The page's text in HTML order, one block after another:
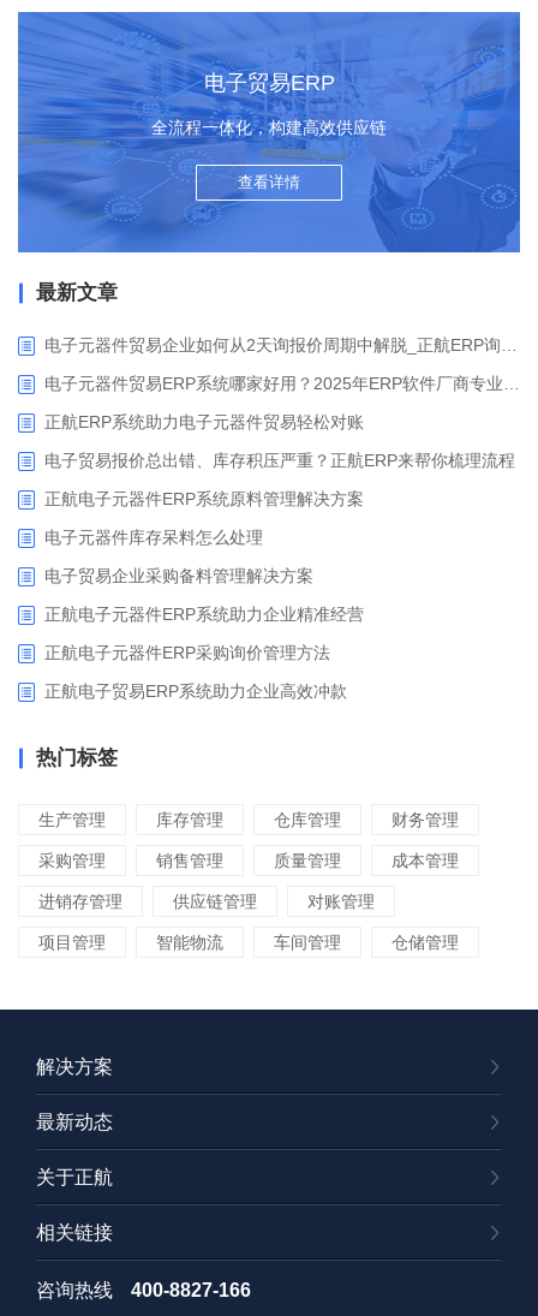
电子贸易ERP
全流程一体化，构建高效供应链
查看详情
最新文章
正航ERP系统助力电子元器件贸易轻松对账
电子贸易报价总出错、库存积压严重？正航ERP来帮你梳理流程
正航电子元器件ERP系统原料管理解决方案
电子元器件库存呆料怎么处理
电子贸易企业采购备料管理解决方案
正航电子元器件ERP系统助力企业精准经营
正航电子元器件ERP采购询价管理方法
正航电子贸易ERP系统助力企业高效冲款
热门标签
生产管理 库存管理 仓库管理 财务管理
采购管理 销售管理 质量管理 成本管理
进销存管理 供应链管理 对账管理
项目管理 智能物流 车间管理 仓储管理
解决方案
最新动态
关于正航
相关链接
咨询热线 400-8827-166